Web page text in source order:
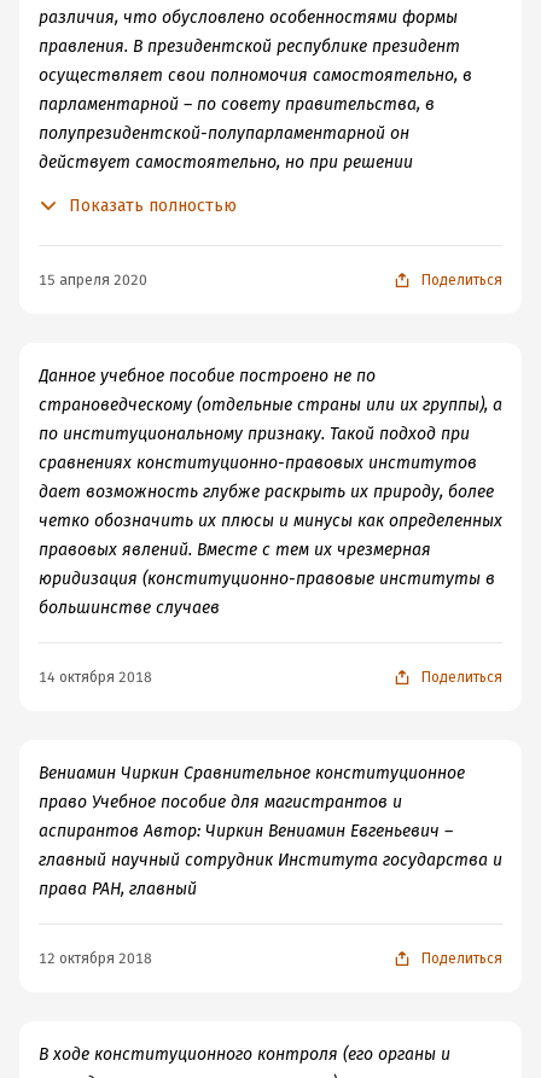
различия, что обусловлено особенностями формы
правления. В президентской республике президент
осуществляет свои полномочия самостоятельно, в
парламентарной – по совету правительства, в
полупрезидентской-полупарламентарной он
действует самостоятельно, но при решении
вотума недоверия и др.).
Показать полностью
15 апреля 2020 Поделиться
Данное учебное пособие построено не по
страноведческому (отдельные страны или их группы), а
по институциональному признаку. Такой подход при
сравнениях конституционно-правовых институтов
дает возможность глубже раскрыть их природу, более
четко обозначить их плюсы и минусы как определенных
правовых явлений. Вместе с тем их чрезмерная
юридизация (конституционно-правовые институты в
большинстве случаев
14 октября 2018 Поделиться
Вениамин Чиркин Сравнительное конституционное
право Учебное пособие для магистрантов и
аспирантов Автор: Чиркин Вениамин Евгеньевич –
главный научный сотрудник Института государства и
права РАН, главный
12 октября 2018 Поделиться
В ходе конституционного контроля (его органы и